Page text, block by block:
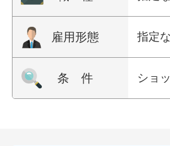
雇用形態 指定
条 件 ショ